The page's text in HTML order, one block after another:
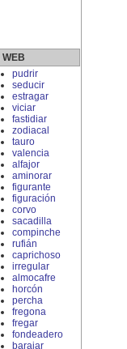
pudrir
seducir
estragar
viciar
fastidiar
zodiacal
tauro
valencia
alfajor
aminorar
figurante
figuración
corvo
sacadilla
compinche
rufián
caprichoso
irregular
almocafre
horcón
percha
fregona
fregar
fondeadero
barajar